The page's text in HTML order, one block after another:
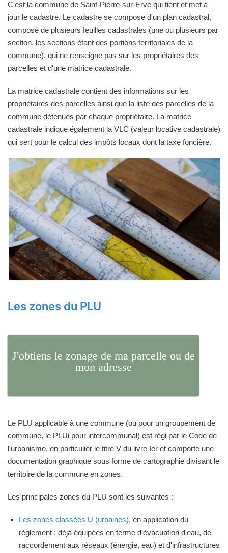
C'est la commune de Saint-Pierre-sur-Erve qui tient et met à
jour le cadastre. Le cadastre se compose d'un plan cadastral,
composé de plusieurs feuilles cadastrales (une ou plusieurs par
section, les sections étant des portions territoriales de la
commune), qui ne renseigne pas sur les propriétaires des
parcelles et d'une matrice cadastrale.
La matrice cadastrale contient des informations sur les
propriétaires des parcelles ainsi que la liste des parcelles de la
commune détenues par chaque propriétaire. La matrice
cadastrale indique également la VLC (valeur locative cadastrale)
qui sert pour le calcul des impôts locaux dont la taxe foncière.
Les zones du PLU
J'obtiens le zonage de ma parcelle ou de
mon adresse
Le PLU applicable à une commune (ou pour un groupement de
commune, le PLUi pour intercommunal) est régi par le Code de
l'urbanisme, en particulier le titre V du livre Ier et comporte une
documentation graphique sous forme de cartographie divisant le
territoire de la commune en zones.
Les principales zones du PLU sont les suivantes :
Les zones classées U (urbaines), en application du
règlement : déjà équipées en terme d'évacuation d'eau, de
raccordement aux réseaux (énergie, eau) et d'infrastructures